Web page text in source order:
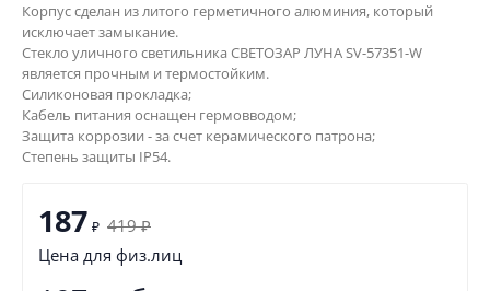
Корпус сделан из литого герметичного алюминия, который
исключает замыкание.
Стекло уличного светильника СВЕТОЗАР ЛУНА SV-57351-W
является прочным и термостойким.
Силиконовая прокладка;
Кабель питания оснащен гермовводом;
Защита коррозии - за счет керамического патрона;
Степень защиты IP54.
187 ₽ 419 ₽
Цена для физ.лиц